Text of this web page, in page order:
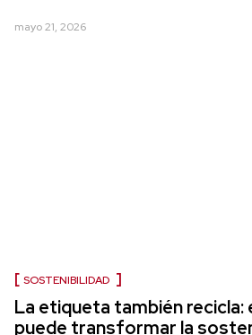
mayo 21, 2026
SOSTENIBILIDAD
La etiqueta también recicla:
puede transformar la